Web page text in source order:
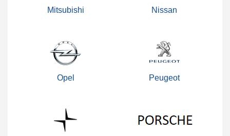
Mitsubishi Nissan
Opel Peugeot